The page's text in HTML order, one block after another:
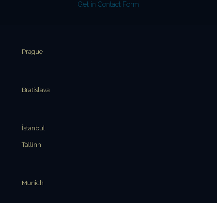
Get in Contact Form
Prague
Bratislava
İstanbul
Tallinn
Munich